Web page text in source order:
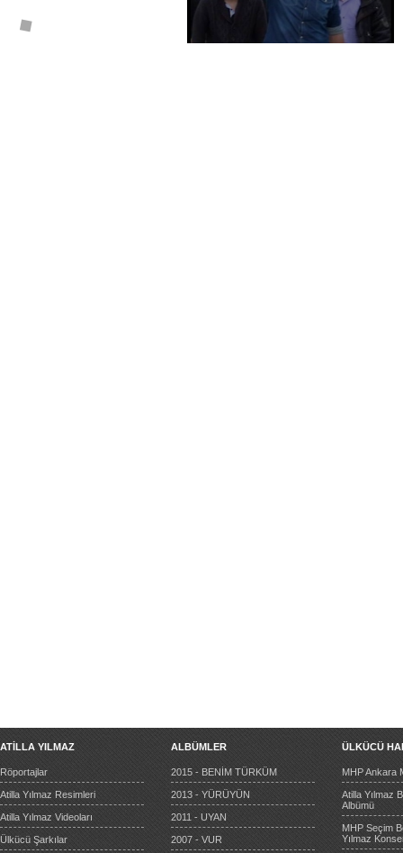
ATİLLA YILMAZ
Röportajlar
Atilla Yılmaz Resimleri
Atilla Yılmaz Videoları
Ülkücü Şarkılar
ALBÜMLER
2015 - BENİM TÜRKÜM
2013 - YÜRÜYÜN
2011 - UYAN
2007 - VUR
ÜLKÜCÜ
MHP Ankara
Atilla Yılmaz
Albümü
MHP Seçim
Yılmaz